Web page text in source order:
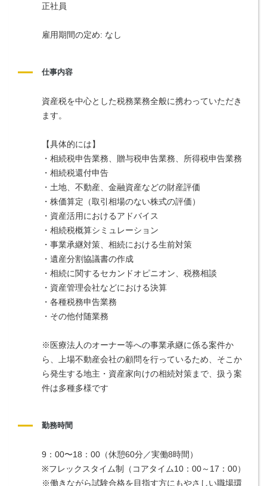
正社員
雇用期間の定め: なし
仕事内容
資産税を中心とした税務業務全般に携わっていただき
ます。
【具体的には】
・相続税申告業務、贈与税申告業務、所得税申告業務
・相続税還付申告
・土地、不動産、金融資産などの財産評価
・株価算定（取引相場のない株式の評価）
・資産活用におけるアドバイス
・相続税概算シミュレーション
・事業承継対策、相続における生前対策
・遺産分割協議書の作成
・相続に関するセカンドオピニオン、税務相談
・資産管理会社などにおける決算
・各種税務申告業務
・その他付随業務
※医療法人のオーナー等への事業承継に係る案件か
ら、上場不動産会社の顧問を行っているため、そこか
ら発生する地主・資産家向けの相続対策まで、扱う案
件は多種多様です
勤務時間
9：00〜18：00（休憩60分／実働8時間）
※フレックスタイム制（コアタイム10：00～17：00）
※働きながら試験合格を目指す方にもやさしい職場環